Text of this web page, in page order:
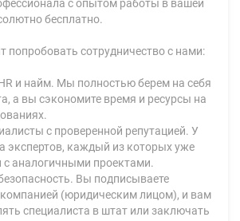
с опытом работы в вашей
бесплатно.
попробовать сотрудничество с нами:
и найм. Мы полностью берем на себя
а вы сэкономите время и ресурсы на
с проверенной репутацией. У
экспертов, каждый из которых уже
с аналогичными проектами.
Вы подписываете
(юридическим лицом), и вам
специалиста в штат или заключать